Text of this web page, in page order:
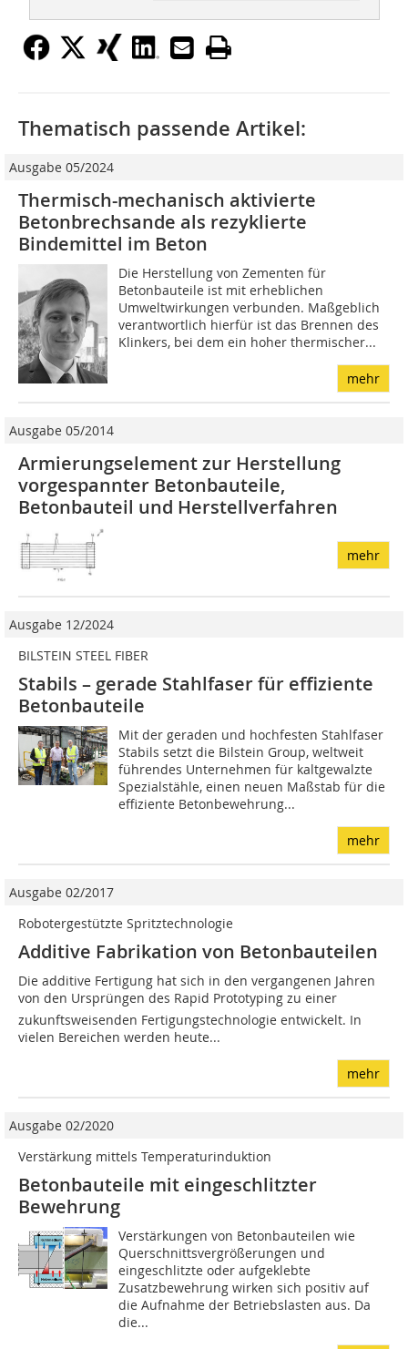
Thematisch passende Artikel:
Ausgabe 05/2024
Thermisch-mechanisch aktivierte
Betonbrechsande als rezyklierte
Bindemittel im Beton
Die Herstellung von Zementen für
Betonbauteile ist mit erheblichen
Umweltwirkungen verbunden. Maßgeblich
verantwortlich hierfür ist das Brennen des
Klinkers, bei dem ein hoher thermischer...
mehr
Ausgabe 05/2014
Armierungselement zur Herstellung
vorgespannter Betonbauteile,
Betonbauteil und Herstellverfahren
mehr
Ausgabe 12/2024
BILSTEIN STEEL FIBER
Stabils – gerade Stahlfaser für effiziente
Betonbauteile
Mit der geraden und hochfesten Stahlfaser
Stabils setzt die Bilstein Group, weltweit
führendes Unternehmen für kaltgewalzte
Spezialstähle, einen neuen Maßstab für die
effiziente Betonbewehrung...
mehr
Ausgabe 02/2017
Robotergestützte Spritztechnologie
Additive Fabrikation von Betonbauteilen
Die additive Fertigung hat sich in den vergangenen Jahren
von den Ursprüngen des Rapid Prototyping zu einer
zukunftsweisenden Fertigungstechnologie entwickelt. In
vielen Bereichen werden heute...
mehr
Ausgabe 02/2020
Verstärkung mittels Temperaturinduktion
Betonbauteile mit eingeschlitzter
Bewehrung
Verstärkungen von Betonbauteilen wie
Querschnittsvergrößerungen und
eingeschlitzte oder aufgeklebte
Zusatzbewehrung wirken sich positiv auf
die Aufnahme der Betriebslasten aus. Da
die...